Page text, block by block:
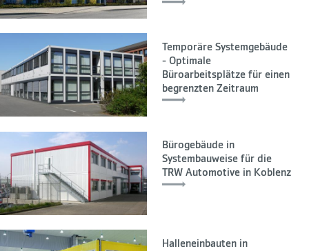
Temporäre Systemgebäude
- Optimale
Büroarbeitsplätze für einen
begrenzten Zeitraum
Bürogebäude in
Systembauweise für die
TRW Automotive in Koblenz
Halleneinbauten in